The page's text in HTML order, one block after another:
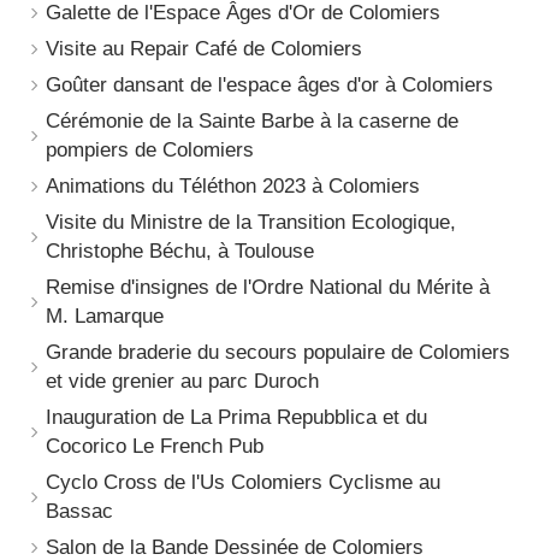
Galette de l'Espace Âges d'Or de Colomiers
Visite au Repair Café de Colomiers
Goûter dansant de l'espace âges d'or à Colomiers
Cérémonie de la Sainte Barbe à la caserne de
pompiers de Colomiers
Animations du Téléthon 2023 à Colomiers
Visite du Ministre de la Transition Ecologique,
Christophe Béchu, à Toulouse
Remise d'insignes de l'Ordre National du Mérite à
M. Lamarque
Grande braderie du secours populaire de Colomiers
et vide grenier au parc Duroch
Inauguration de La Prima Repubblica et du
Cocorico Le French Pub
Cyclo Cross de l'Us Colomiers Cyclisme au
Bassac
Salon de la Bande Dessinée de Colomiers